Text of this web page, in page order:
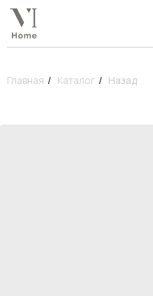
Главная / Каталог / Назад